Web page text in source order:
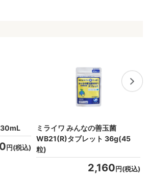
30mL
円(税込)
ミライワ みんなの善玉菌
WB21(R)タブレット 36g(45
粒)
2,160円(税込)